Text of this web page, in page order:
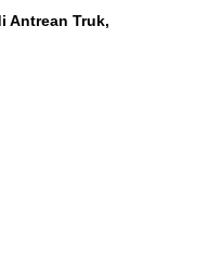
Antrean Truk,